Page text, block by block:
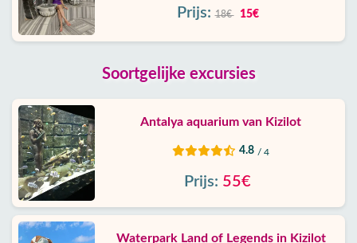
Prijs: 18€ 15€
Soortgelijke excursies
Antalya aquarium van Kizilot
4.8 / 4
Prijs: 55€
Waterpark Land of Legends in Kizilot